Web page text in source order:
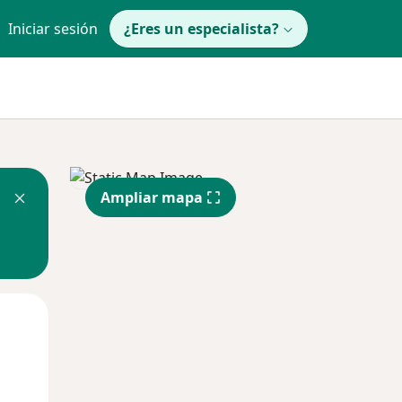
Iniciar sesión ¿Eres un especialista?
Ampliar mapa